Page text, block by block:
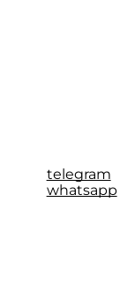
telegram
whatsapp